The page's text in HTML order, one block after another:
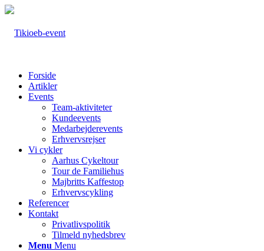
Forside
Artikler
Events
Team-aktiviteter
Kundeevents
Medarbejderevents
Erhvervsrejser
Vi cykler
Aarhus Cykeltour
Tour de Familiehus
Majbritts Kaffestop
Erhvervscykling
Referencer
Kontakt
Privatlivspolitik
Tilmeld nyhedsbrev
Menu Menu